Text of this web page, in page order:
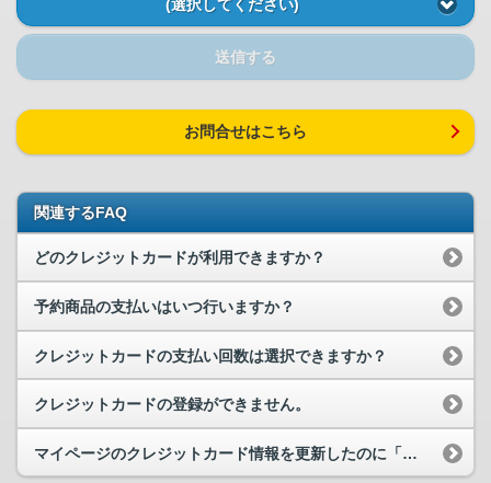
(選択してください)
送信する
お問合せはこちら
関連するFAQ
どのクレジットカードが利用できますか？
予約商品の支払いはいつ行いますか？
クレジットカードの支払い回数は選択できますか？
クレジットカードの登録ができません。
マイページのクレジットカード情報を更新したのに「通常利用する注文」の設定に...